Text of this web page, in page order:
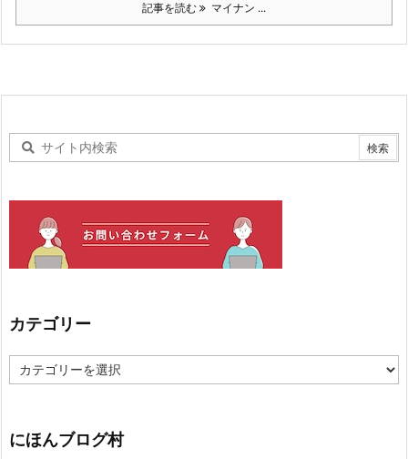
記事を読む マイナン ...
カテゴリー
テ
ー
にほんブログ村